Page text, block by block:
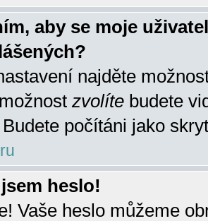
aby se moje
najděte
zvolíte budete
počítáni jako
heslo!
Vaše heslo můžeme